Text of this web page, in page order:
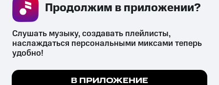
СКАЧАТЬ ПРИЛОЖЕНИЕ
психотропных веществ, их аналогов причиняет вред здоровью,
их незаконный оборот запрещён и влечёт установленную
Мы используем куки, чтобы на сайте все
Слушать музыку, создавать плейлисты,
наслаждаться персональными миксами теперь
удобно!
В ПРИЛОЖЕНИЕ